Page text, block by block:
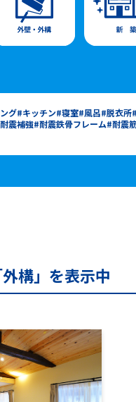
グ キッチン 寝室 風呂 脱衣所
震補強 耐震鉄骨フレーム 耐震
構」を表示中